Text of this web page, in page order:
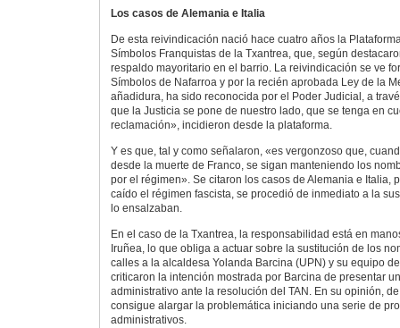
Los casos de Alemania e Italia
De esta reivindicación nació hace cuatro años la
Símbolos Franquistas de la Txantrea, que, según
respaldo mayoritario en el barrio. La reivindicación se ve
Símbolos de Nafarroa y por la recién aprobada Ley de la
añadidura, ha sido reconocida por el Poder Judicial, a
que la Justicia se pone de nuestro lado, que se tenga en
reclamación», incidieron desde la plataforma.
Y es que, tal y como señalaron, «es vergonzoso que,
desde la muerte de Franco, se sigan manteniendo los
por el régimen». Se citaron los casos de Alemania e Italia,
caído el régimen fascista, se procedió de inmediato a la
lo ensalzaban.
En el caso de la Txantrea, la responsabilidad está en
Iruñea, lo que obliga a actuar sobre la sustitución de los
calles a la alcaldesa Yolanda Barcina (UPN) y su equipo
criticaron la intención mostrada por Barcina de presentar
administrativo ante la resolución del TAN. En su opinión,
consigue alargar la problemática iniciando una serie de
administrativos.